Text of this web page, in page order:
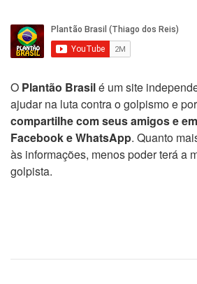
O Plantão Brasilé um site
ajudar na luta contra o golpismo e
compartilhe com seus amigos e
Facebook e WhatsApp. Quanto
às informações, menos poder terá a
golpista.